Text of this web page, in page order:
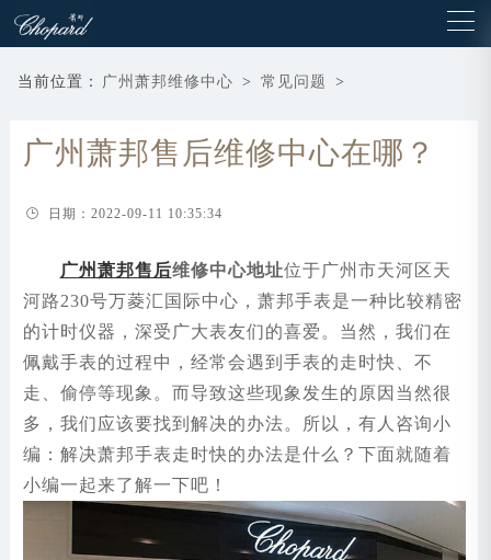
当前位置： 广州萧邦维修中心 > 常见问题 >
广州萧邦售后维修中心在哪？
日期：2022-09-11 10:35:34
广州萧邦售后维修中心地址位于广州市天河区天
河路230号万菱汇国际中心，萧邦手表是一种比较精密
的计时仪器，深受广大表友们的喜爱。当然，我们在
佩戴手表的过程中，经常会遇到手表的走时快、不
走、偷停等现象。而导致这些现象发生的原因当然很
多，我们应该要找到解决的办法。所以，有人咨询小
编：解决萧邦手表走时快的办法是什么？下面就随着
小编一起来了解一下吧！